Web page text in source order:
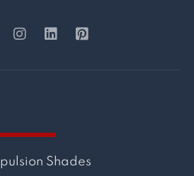
Shades